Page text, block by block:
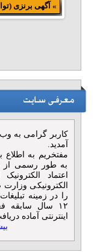
» آگهی برنزی
» آگهی برنزی
مدل 2026
بازرگانی بلوچ
» آگهی برنزی (توان
کانکس نگهبانی
حسینی
تلفن: ۰۹۰۵۵۵۶۳۲۴۷
» آگهی برنزی
کاربر گرامی به
آمدید.
مفتخریم به
اعتماد
الکترونیکی
را در زمینه
۱۲ سال سابقه
اینترنتی آماده